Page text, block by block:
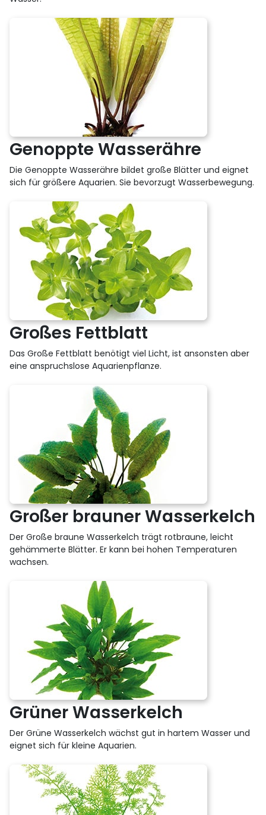
Genoppte Wasserähre
Die Genoppte Wasserähre bildet große Blätter und eignet
sich für größere Aquarien. Sie bevorzugt Wasserbewegung.
Großes Fettblatt
Das Große Fettblatt benötigt viel Licht, ist ansonsten aber
eine anspruchslose Aquarienpflanze.
Großer brauner Wasserkelch
Der Große braune Wasserkelch trägt rotbraune, leicht
gehämmerte Blätter. Er kann bei hohen Temperaturen
wachsen.
Grüner Wasserkelch
Der Grüne Wasserkelch wächst gut in hartem Wasser und
eignet sich für kleine Aquarien.